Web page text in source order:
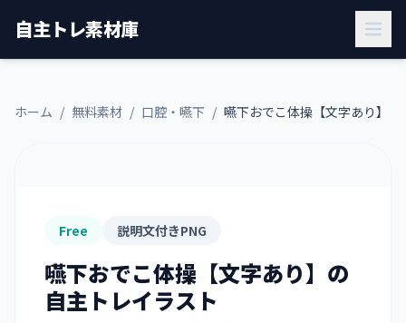
自主トレ素材庫
ホーム / 無料素材 / 口腔・嚥下 / 嚥下おでこ体操【文字あり】
Free 説明文付きPNG
嚥下おでこ体操【文字あり】 の
自主トレイラスト